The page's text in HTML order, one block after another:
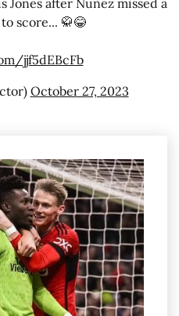
Jones after Nuñez missed a
score... 🥋😂
jjf5dEBcFb
October 27, 2023